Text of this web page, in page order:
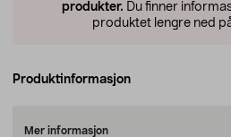
produkter. Du finner
produktet lengre ned
Produktinformasjon
Mer informasjon